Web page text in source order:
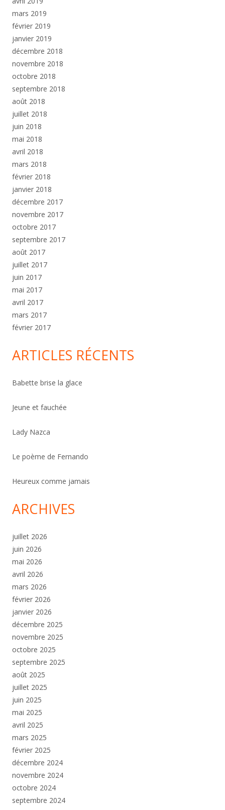
mars 2019
février 2019
janvier 2019
décembre 2018
novembre 2018
octobre 2018
septembre 2018
août 2018
juillet 2018
juin 2018
mai 2018
avril 2018
mars 2018
février 2018
janvier 2018
décembre 2017
novembre 2017
octobre 2017
septembre 2017
août 2017
juillet 2017
juin 2017
mai 2017
avril 2017
mars 2017
février 2017
ARTICLES RÉCENTS
Babette brise la glace
Jeune et fauchée
Lady Nazca
Le poème de Fernando
Heureux comme jamais
ARCHIVES
juillet 2026
juin 2026
mai 2026
avril 2026
mars 2026
février 2026
janvier 2026
décembre 2025
novembre 2025
octobre 2025
septembre 2025
août 2025
juillet 2025
juin 2025
mai 2025
avril 2025
mars 2025
février 2025
décembre 2024
novembre 2024
octobre 2024
septembre 2024